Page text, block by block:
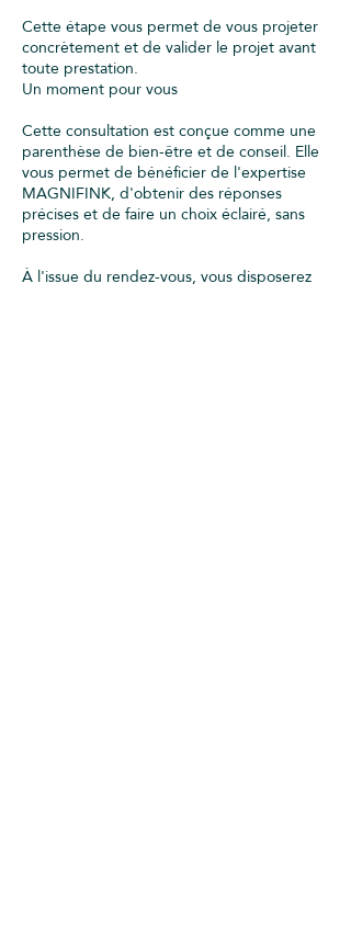
Cette étape vous permet de vous projeter
concrètement et de valider le projet avant
toute prestation.
Un moment pour vous
Cette consultation est conçue comme une
parenthèse de bien-être et de conseil. Elle
vous permet de bénéficier de l'expertise
MAGNIFINK, d'obtenir des réponses
précises et de faire un choix éclairé, sans
pression.
À l'issue du rendez-vous, vous disposerez